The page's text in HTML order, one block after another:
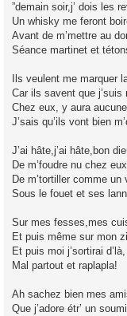
s
a
e
”demain soir,j’ dois les
Un whisky me feront
Avant de m’mettre au
Séance martinet et
Ils veulent me marquer
Car ils savent que j’suis
Chez eux, y aura
J’sais qu’ils vont bien
J’ai hâte,j’ai hâte,bon
De m’foudre nu chez
De m’tortiller comme un
Sous le fouet et ses
Sur mes fesses,mes
Et puis même sur mon
Et puis moi j’sortirai d’là,
Mal partout et raplapla!
Ah sachez bien mes
Que j’adore étr’ un